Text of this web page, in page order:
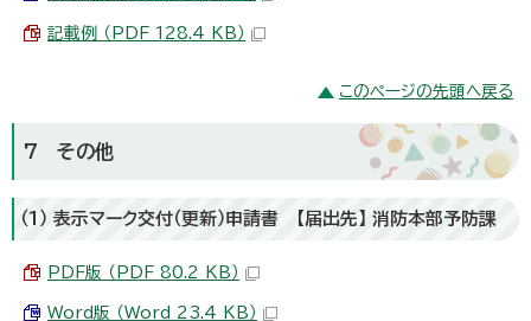
記載例 （PDF 128.4 KB）
このページの先頭へ戻る
7 その他
（1） 表示マーク交付（更新）申請書 【届出先】 消防本部予防課
PDF版 （PDF 80.2 KB）
Word版 （Word 23.4 KB）